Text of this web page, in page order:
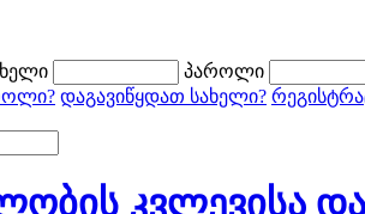
პაროლი
დაგავიწყდათ სახელი?
კვლევისა